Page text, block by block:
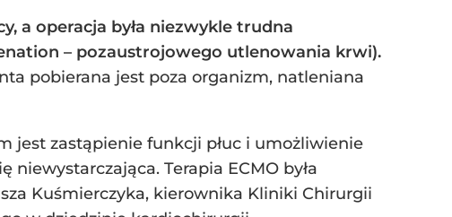
a operacja była niezwykle trudna
– pozaustrojowego utlenowania krwi).
pobierana jest poza organizm, natleniana
jest zastąpienie funkcji płuc i umożliwienie
Terapia ECMO była
Kuśmierczyka, kierownika Kliniki Chirurgii